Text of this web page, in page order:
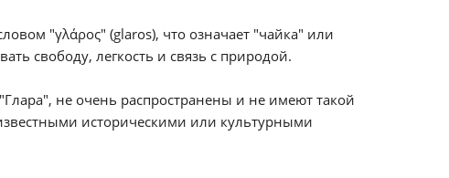
"γλάρος" (glaros), что означает "чайка" или
свободу, легкость и связь с природой.
не очень распространены и не имеют такой
историческими или культурными